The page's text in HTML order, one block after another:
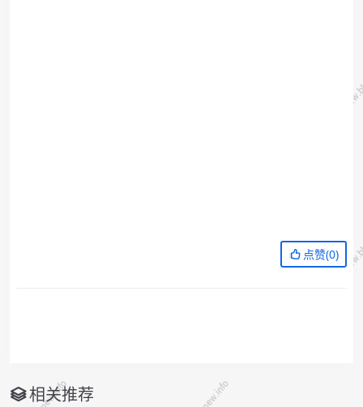
点赞(0)
相关推荐